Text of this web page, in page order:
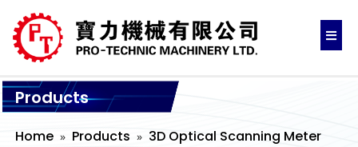
Products
Home Products 3D Optical Scanning Meter